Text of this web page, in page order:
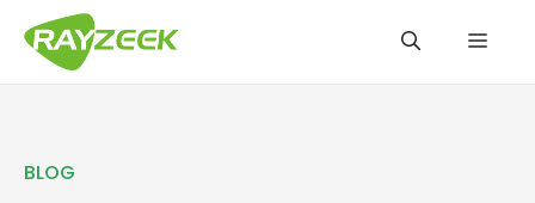
Přeskočit
BLOG